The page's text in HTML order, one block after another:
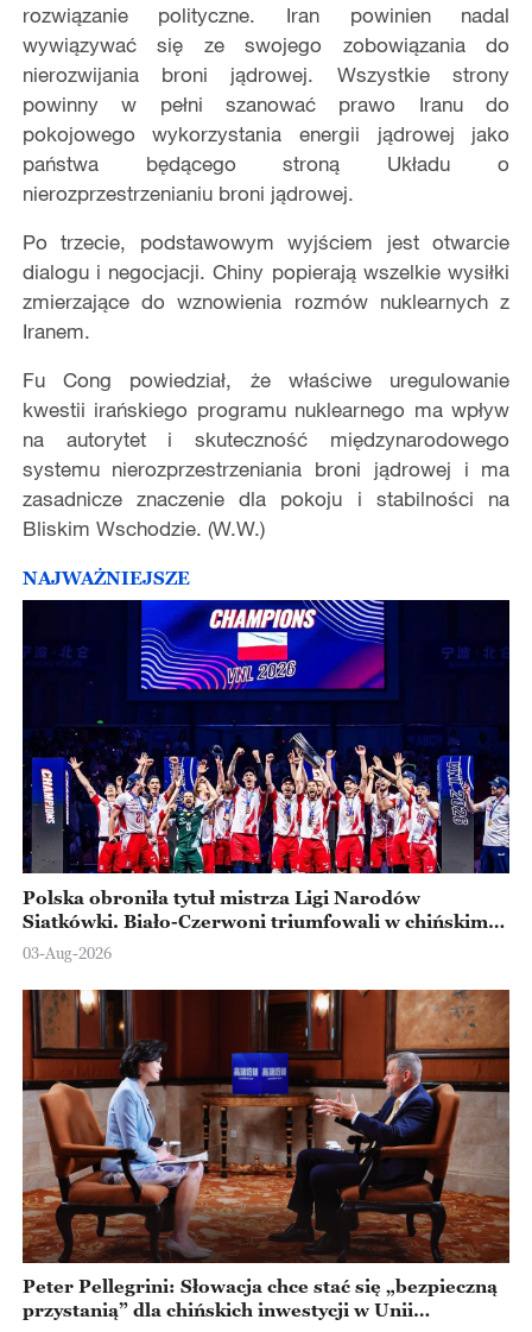
rozwiązanie polityczne. Iran powinien nadal
wywiązywać się ze swojego zobowiązania do
nierozwijania broni jądrowej. Wszystkie strony
powinny w pełni szanować prawo Iranu do
pokojowego wykorzystania energii jądrowej jako
państwa będącego stroną Układu o
nierozprzestrzenianiu broni jądrowej.
Po trzecie, podstawowym wyjściem jest otwarcie
dialogu i negocjacji. Chiny popierają wszelkie wysiłki
zmierzające do wznowienia rozmów nuklearnych z
Iranem.
Fu Cong powiedział, że właściwe uregulowanie
kwestii irańskiego programu nuklearnego ma wpływ
na autorytet i skuteczność międzynarodowego
systemu nierozprzestrzeniania broni jądrowej i ma
zasadnicze znaczenie dla pokoju i stabilności na
Bliskim Wschodzie. (W.W.)
NAJWAŻNIEJSZE
Polska obroniła tytuł mistrza Ligi Narodów
Siatkówki. Biało-Czerwoni triumfowali w chińskim
Ningbo
03-Aug-2026
Peter Pellegrini: Słowacja chce stać się „bezpieczną
przystanią” dla chińskich inwestycji w Unii